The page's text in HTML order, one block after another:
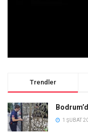
Trendler
1 ŞUBAT